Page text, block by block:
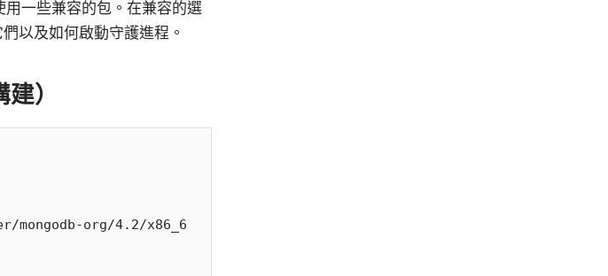
一些兼容的包。在兼容的選
以及如何啟動守護進程。
）
mongodb-org/4.2/x86_6